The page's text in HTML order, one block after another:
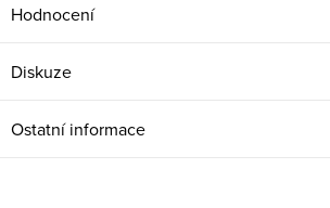
Hodnocení
Diskuze
Ostatní informace